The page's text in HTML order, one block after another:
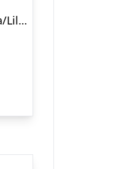
Djeco Armbåndsur – Rosa/Lilla